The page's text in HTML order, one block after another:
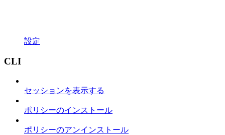
設定
CLI
セッションを表示する
ポリシーのインストール
ポリシーのアンインストール